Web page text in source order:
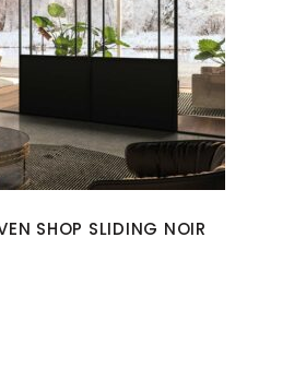
SHOP SLIDING NOIR